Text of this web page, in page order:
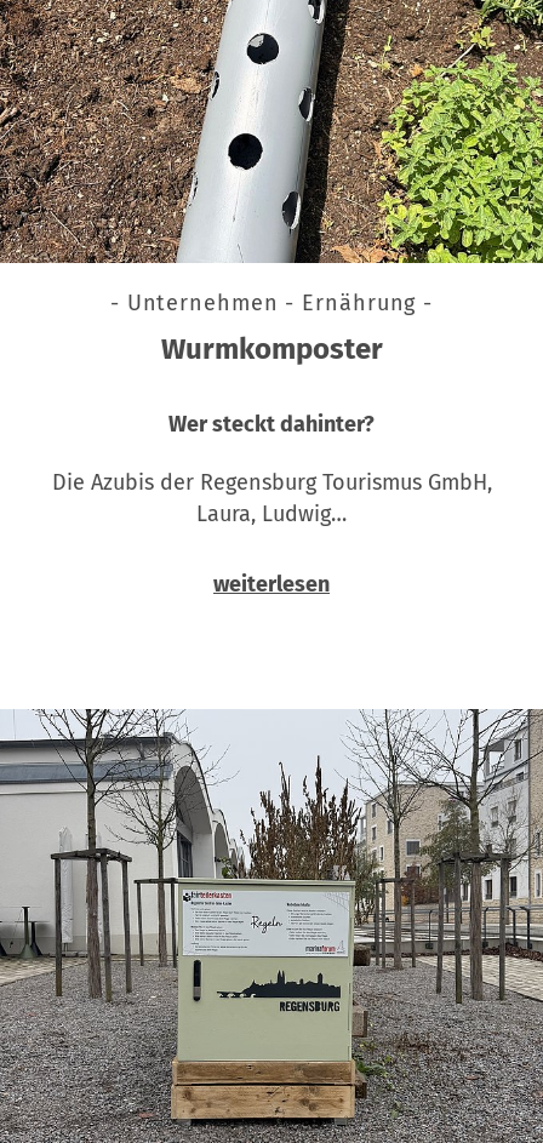
- Unternehmen - Ernährung -
Wurmkomposter
Wer steckt dahinter?
Die Azubis der Regensburg Tourismus GmbH,
Laura, Ludwig…
weiterlesen